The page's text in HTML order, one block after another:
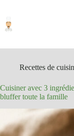
contenu
Recettes de
Cuisiner avec 3
bluffer toute la famille